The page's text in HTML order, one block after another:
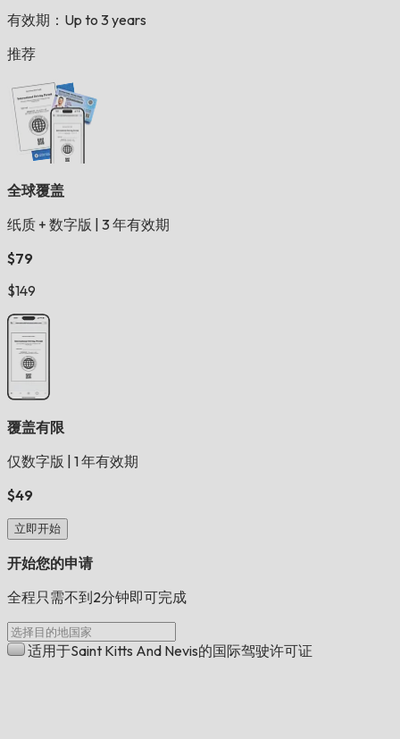
有效期：Up to 3 years
推荐
全球覆盖
纸质 + 数字版
3 年有效期
$79
$149
覆盖有限
仅数字版
1 年有效期
$49
立即开始
开始您的申请
全程只需不到2分钟即可完成
适用于Saint Kitts And Nevis的国际驾驶许可证